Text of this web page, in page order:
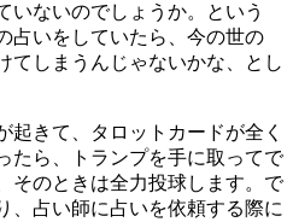
いないのでしょうか。という
占いをしていたら、今の世の
てしまうんじゃないかな、とし
起きて、タロットカードが全く
たら、トランプを手に取ってで
そのときは全力投球します。で
、占い師に占いを依頼する際に